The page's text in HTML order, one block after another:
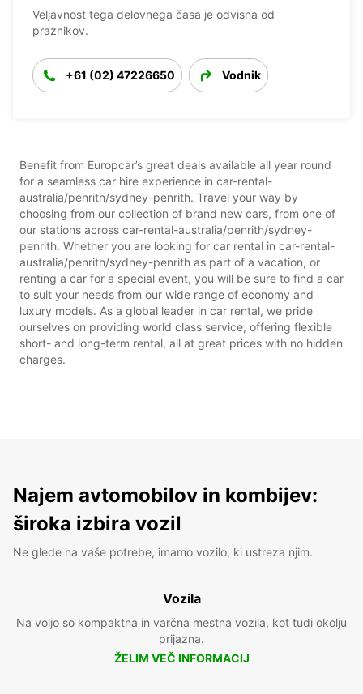
Veljavnost tega delovnega časa je odvisna od
praznikov.
+61 (02) 47226650 Vodnik
Benefit from Europcar’s great deals available all year round
for a seamless car hire experience in car-rental-
australia/penrith/sydney-penrith. Travel your way by
choosing from our collection of brand new cars, from one of
our stations across car-rental-australia/penrith/sydney-
penrith. Whether you are looking for car rental in car-rental-
australia/penrith/sydney-penrith as part of a vacation, or
renting a car for a special event, you will be sure to find a car
to suit your needs from our wide range of economy and
luxury models. As a global leader in car rental, we pride
ourselves on providing world class service, offering flexible
short- and long-term rental, all at great prices with no hidden
charges.
Najem avtomobilov in kombijev:
široka izbira vozil
Ne glede na vaše potrebe, imamo vozilo, ki ustreza njim.
Vozila
Na voljo so kompaktna in varčna mestna vozila, kot tudi okolju
prijazna.
ŽELIM VEČ INFORMACIJ